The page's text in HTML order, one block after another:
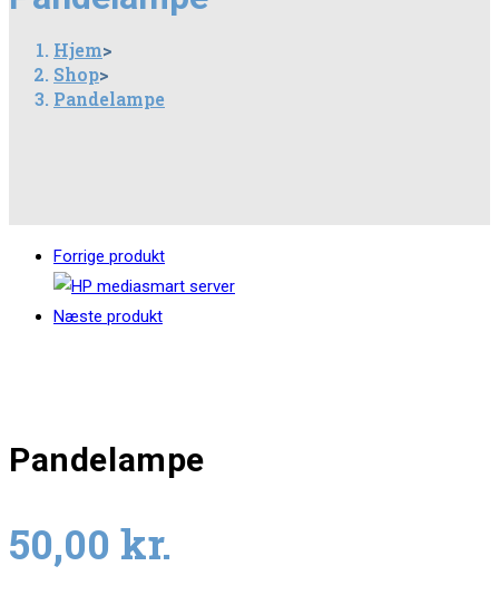
Hjem>
Shop>
Pandelampe
Forrige produkt
Næste produkt
Pandelampe
50,00 kr.